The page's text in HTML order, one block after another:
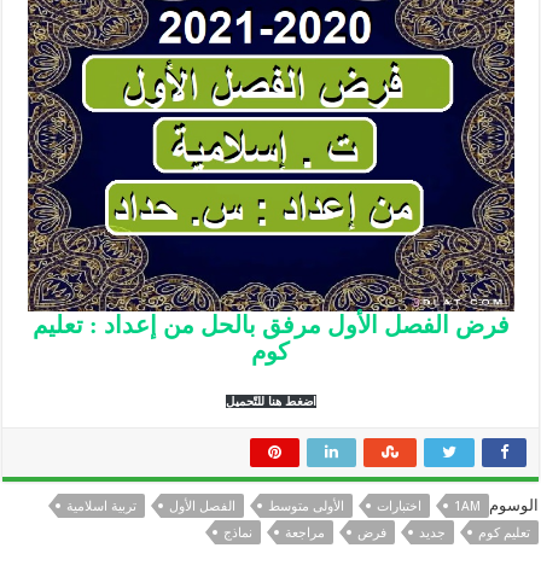
فرض الفصل الأول مرفق بالحل من إعداد : تعليم
كوم
اضغط هنا للتّحميل
الوسوم 1AM اختبارات الأولى متوسط الفصل الأول
تربية اسلامية
تعليم كوم
جديد فرض مراجعة نماذج